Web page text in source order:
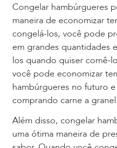
Congelar hambúrgueres
maneira de economizar
congelá-los, você pode
em grandes quantidades
los quando quiser comê-
você pode economizar
hambúrgueres no futuro
comprando carne a granel.
Além disso, congelar
uma ótima maneira de